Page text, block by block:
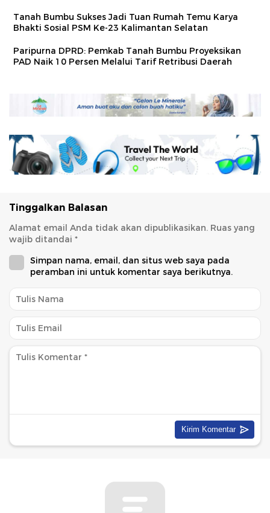
Tanah Bumbu Sukses Jadi Tuan Rumah Temu Karya
Bhakti Sosial PSM Ke-23 Kalimantan Selatan
Paripurna DPRD: Pemkab Tanah Bumbu Proyeksikan
PAD Naik 10 Persen Melalui Tarif Retribusi Daerah
Tinggalkan Balasan
Alamat email Anda tidak akan dipublikasikan. Ruas yang
wajib ditandai *
Simpan nama, email, dan situs web saya pada
peramban ini untuk komentar saya berikutnya.